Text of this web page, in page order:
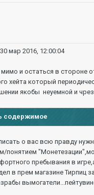
30 мар 2016, 12:00:04
и остаться в стороне
хейта который
якобы неуемной и
содержимое
о вас всю правду
понятием
пребывания в
в прем магазине Тирпиц